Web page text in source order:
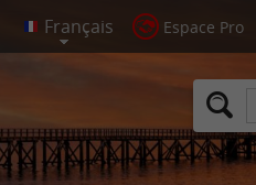
Espace Pro